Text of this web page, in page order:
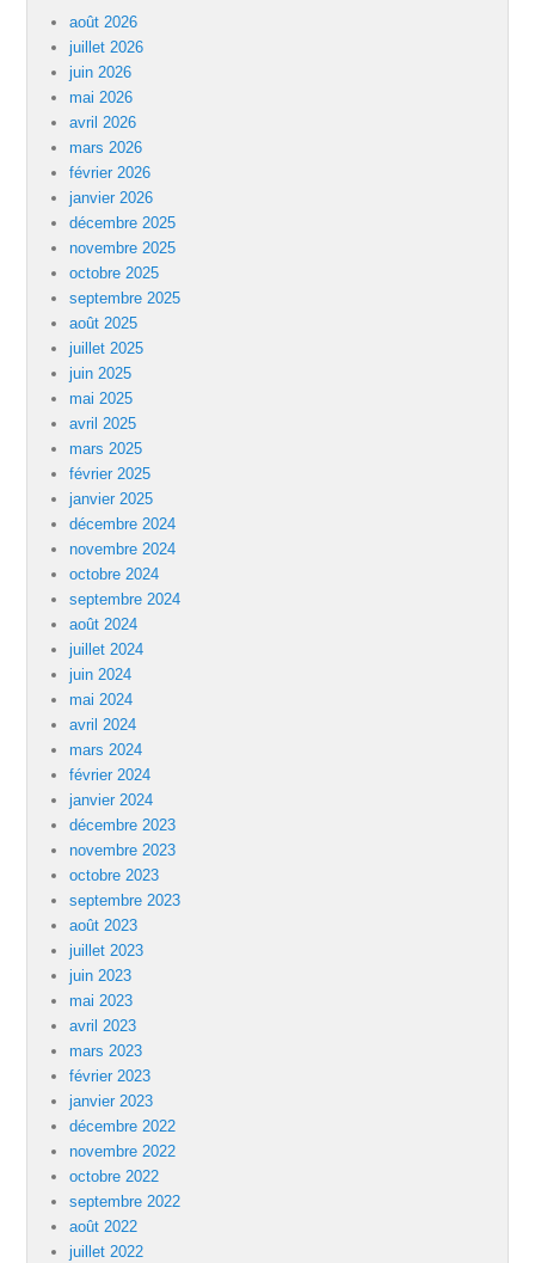
août 2026
juillet 2026
juin 2026
mai 2026
avril 2026
mars 2026
février 2026
janvier 2026
décembre 2025
novembre 2025
octobre 2025
septembre 2025
août 2025
juillet 2025
juin 2025
mai 2025
avril 2025
mars 2025
février 2025
janvier 2025
décembre 2024
novembre 2024
octobre 2024
septembre 2024
août 2024
juillet 2024
juin 2024
mai 2024
avril 2024
mars 2024
février 2024
janvier 2024
décembre 2023
novembre 2023
octobre 2023
septembre 2023
août 2023
juillet 2023
juin 2023
mai 2023
avril 2023
mars 2023
février 2023
janvier 2023
décembre 2022
novembre 2022
octobre 2022
septembre 2022
août 2022
juillet 2022